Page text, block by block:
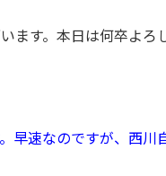
す。本日は何卒よろ
速なのですが、西川